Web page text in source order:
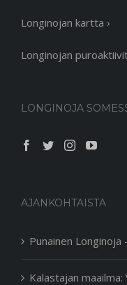
Longinojan kartta ›
Longinojan
LONGINOJA
AJANKOHTAISTA
Punainen Longinoja
Kalastajan